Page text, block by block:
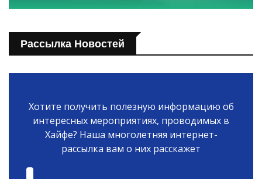
Рассылка Новостей
Хотите получить полезную информацию об
интересных мероприятиях, проводимых в
Хайфе? Наша многолетняя интернет-
рассылка вам о них расскажет